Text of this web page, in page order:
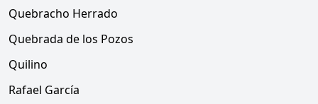
Quebracho Herrado
Quebrada de los Pozos
Quilino
Rafael García